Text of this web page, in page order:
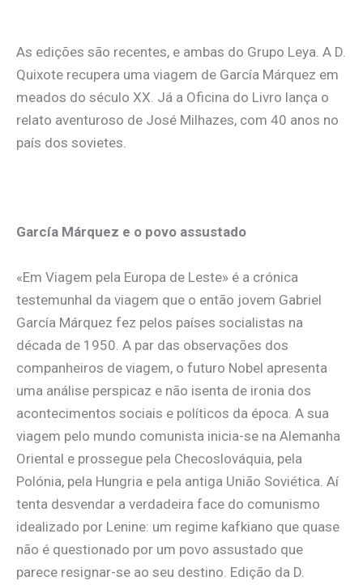
As edições são recentes, e ambas do Grupo Leya. A D.
Quixote recupera uma viagem de García Márquez em
meados do século XX. Já a Oficina do Livro lança o
relato aventuroso de José Milhazes, com 40 anos no
país dos sovietes.
García Márquez e o povo assustado
«Em Viagem pela Europa de Leste» é a crónica
testemunhal da viagem que o então jovem Gabriel
García Márquez fez pelos países socialistas na
década de 1950. A par das observações dos
companheiros de viagem, o futuro Nobel apresenta
uma análise perspicaz e não isenta de ironia dos
acontecimentos sociais e políticos da época. A sua
viagem pelo mundo comunista inicia-se na Alemanha
Oriental e prossegue pela Checoslováquia, pela
Polónia, pela Hungria e pela antiga União Soviética. Aí
tenta desvendar a verdadeira face do comunismo
idealizado por Lenine: um regime kafkiano que quase
não é questionado por um povo assustado que
parece resignar-se ao seu destino. Edição da D.